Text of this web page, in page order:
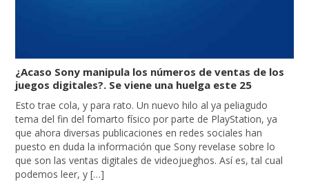
¿Acaso Sony manipula los números de ventas de los
juegos digitales?. Se viene una huelga este 25
Esto trae cola, y para rato. Un nuevo hilo al ya peliagudo
tema del fin del fomarto físico por parte de PlayStation, ya
que ahora diversas publicaciones en redes sociales han
puesto en duda la información que Sony revelase sobre lo
que son las ventas digitales de videojueghos. Así es, tal cual
podemos leer, y […]